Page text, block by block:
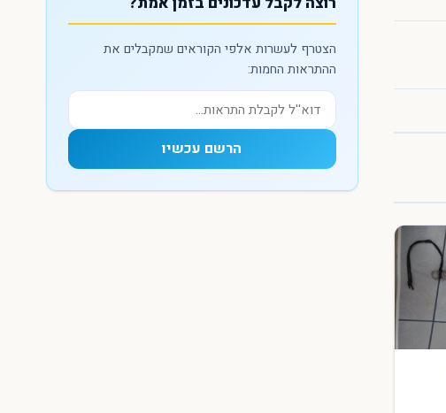
הצטרף לעשרות אלפי הקוראים שמקבלים את
ההתראות החמות:
הרשם עכשיו